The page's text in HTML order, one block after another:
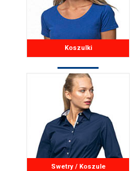
Koszulki
Swetry / Koszule